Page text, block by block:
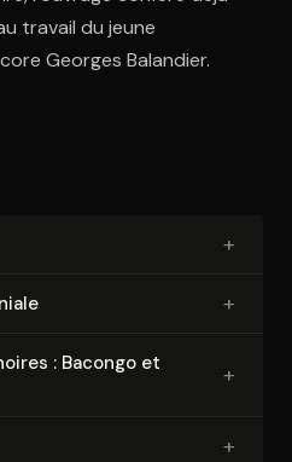
travail du jeune
Georges Balandier.
+
+
: Bacongo et
+
+